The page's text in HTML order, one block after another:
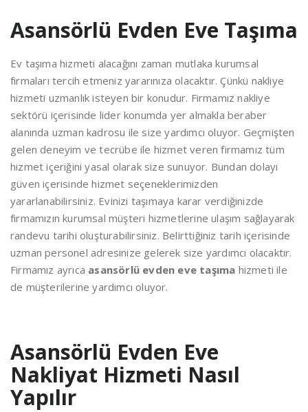
Asansörlü Evden Eve Taşıma
Ev taşıma hizmeti alacağını zaman mutlaka kurumsal
firmaları tercih etmeniz yararınıza olacaktır. Çünkü nakliye
hizmeti uzmanlık isteyen bir konudur. Firmamız nakliye
sektörü içerisinde lider konumda yer almakla beraber
alanında uzman kadrosu ile size yardımcı oluyor. Geçmişten
gelen deneyim ve tecrübe ile hizmet veren firmamız tüm
hizmet içeriğini yasal olarak size sunuyor. Bundan dolayı
güven içerisinde hizmet seçeneklerimizden
yararlanabilirsiniz. Evinizi taşımaya karar verdiğinizde
firmamızın kurumsal müşteri hizmetlerine ulaşım sağlayarak
randevu tarihi oluşturabilirsiniz. Belirttiğiniz tarih içerisinde
uzman personel adresinize gelerek size yardımcı olacaktır.
Firmamız ayrıca asansörlü evden eve taşıma hizmeti ile
de müşterilerine yardımcı oluyor.
Asansörlü Evden Eve
Nakliyat Hizmeti Nasıl
Yapılır